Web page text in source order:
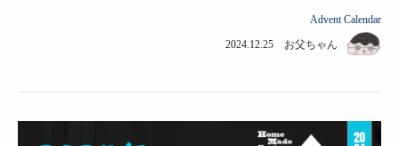
Advent Calendar
2024.12.25 お父ちゃん